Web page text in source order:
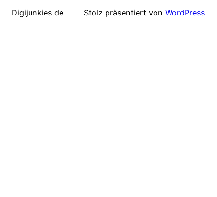
Digijunkies.de Stolz präsentiert von WordPress